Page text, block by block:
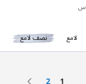
لامع نصف لامع
الصفحة